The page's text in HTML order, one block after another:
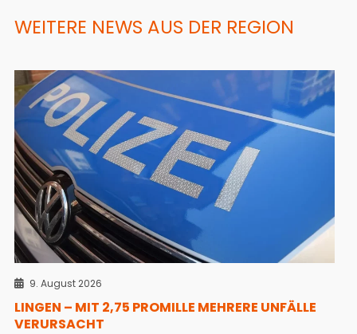
WEITERE NEWS AUS DER REGION
9. August 2026
LINGEN – MIT 2,75 PROMILLE MEHRERE UNFÄLLE
VERURSACHT